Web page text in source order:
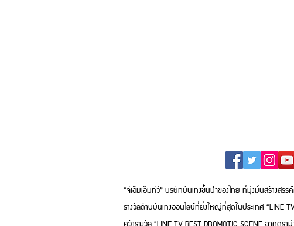
“จีเอ็มเอ็มทีวี” บริษัทบันเทิงชั้นนำของไทย ที่มุ่งมั่นสร้างส
รางวัลด้านบันเทิงออนไลน์ที่ยิ่งใหญ่ที่สุดในประเทศ “LINE